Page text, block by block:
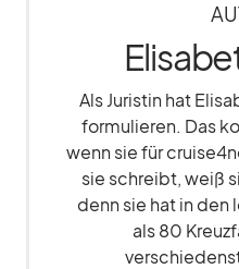
Als Juristin hat
formulieren. Das
wenn sie für
sie schreibt, weiß
denn sie hat in den
als 80